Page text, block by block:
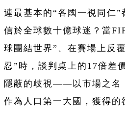
連最基本的“各國一視同仁”
信於全球數十億球迷？當
球團結世界”、在賽場上反
忍”時，談判桌上的17倍差
隱蔽的歧視——以市場之名
作為人口第一大國，獲得的